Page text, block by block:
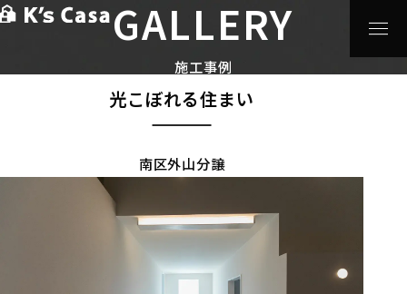
GALLERY
施工事例
>光こぼれる住まい
光こぼれる住まい
南区外山分譲